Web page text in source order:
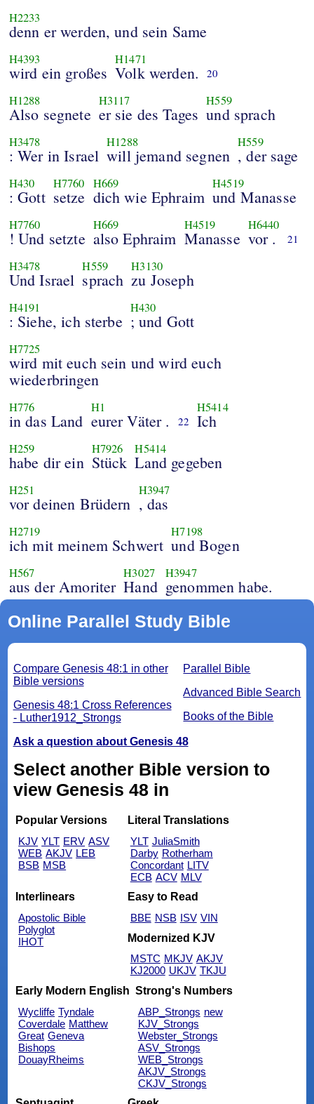
H2233
denn er werden, und sein Same
H4393
wird ein großes
H1471
Volk werden. 20
H1288
Also segnete
H3117
er sie des Tages
H559
und sprach
H3478
: Wer in Israel
H1288
will jemand segnen
H559
, der sage
H430
: Gott
H7760
setze
H669
dich wie Ephraim
H4519
und Manasse
H7760
! Und setzte
H669
also Ephraim
H4519
Manasse
H6440
vor . 21
H3478
Und Israel
H559
sprach
H3130
zu Joseph
H4191
: Siehe, ich sterbe
H430
; und Gott
H7725
wird mit euch sein und wird euch
wiederbringen
H776
in das Land
H1
eurer Väter . 22
H5414
Ich
H259
habe dir ein
H7926
Stück
H5414
Land gegeben
H251
vor deinen Brüdern
H3947
, das
H2719
ich mit meinem Schwert
H7198
und Bogen
H567
aus der Amoriter
H3027
Hand
H3947
genommen habe.
Online Parallel Study Bible
Parallel Bible
Advanced Bible Search
Books of the Bible
Compare Genesis 48:1 in other
Bible versions
Genesis 48:1 Cross References
- Luther1912_Strongs
Ask a question about Genesis 48
Select another Bible version to
view Genesis 48 in
Popular Versions
KJV YLT ERV ASV
WEB AKJV LEB
BSB MSB
Literal Translations
YLT JuliaSmith
Darby Rotherham
Concordant LITV
ECB ACV MLV
Interlinears
Apostolic Bible
Polyglot
IHOT
Easy to Read
BBE NSB ISV VIN
Modernized KJV
MSTC MKJV AKJV
KJ2000 UKJV TKJU
Early Modern English
Wycliffe Tyndale
Coverdale Matthew
Great Geneva
Bishops
DouayRheims
Strong's Numbers
ABP_Strongs new
KJV_Strongs
Webster_Strongs
ASV_Strongs
WEB_Strongs
AKJV_Strongs
CKJV_Strongs